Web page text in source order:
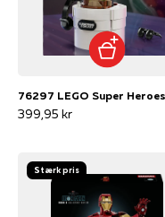
399,95 kr
Stærk pris